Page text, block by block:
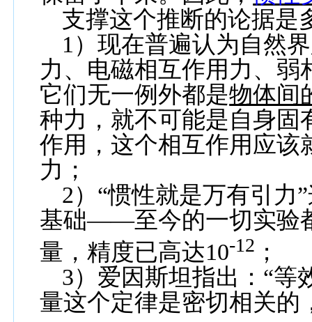
支撑这个推断的论据是
1 ）现在普遍认为自然
力、电磁相互作用力、
它们无一例外都是物体间
种力，就不可能是自身固
作用，这个相互作用应该
力；
2）“惯性就是万有引力
基础——至今的一切实验
量，精度已高达10-12 ；
3）爱因斯坦指出：“等
量这个定律是密切相关